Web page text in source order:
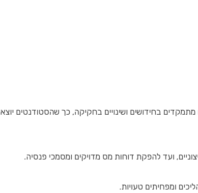
מתמקדים בחידושים ושינויים בחקיקה, כך שהסטודנטים
ועד להפקת דוחות מס מדויקים ומסמכי פנסיה.
ומפחיתים טעויות.